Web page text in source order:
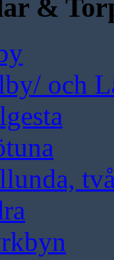
&
och